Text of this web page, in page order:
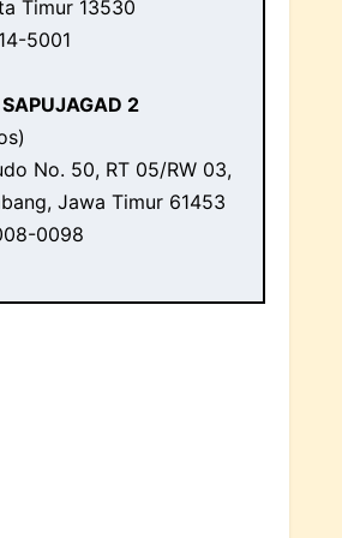
Timur 13530
5001
2
No. 50, RT 05/RW 03,
Jawa Timur 61453
0098